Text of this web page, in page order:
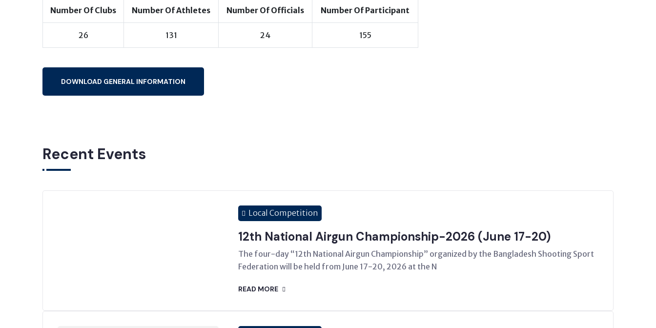
Number Of Clubs Number Of Athletes Number Of Officials Number Of Participant
26 131 24 155
DOWNLOAD GENERAL INFORMATION
Recent Events
Local Competition
12th National Airgun Championship-2026 (June 17-20)
The four-day “12th National Airgun Championship” organized by the Bangladesh Shooting Sport
Federation will be held from June 17-20, 2026 at the N
READ MORE